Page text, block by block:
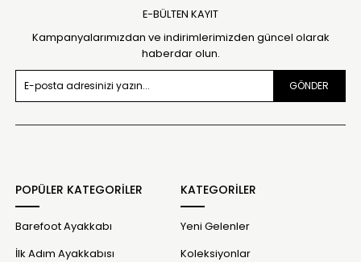
E-BÜLTEN KAYIT
Kampanyalarımızdan ve indirimlerimizden güncel olarak
haberdar olun.
GÖNDER
POPÜLER KATEGORİLER
Barefoot Ayakkabı
İlk Adım Ayakkabısı
KATEGORİLER
Yeni Gelenler
Koleksiyonlar